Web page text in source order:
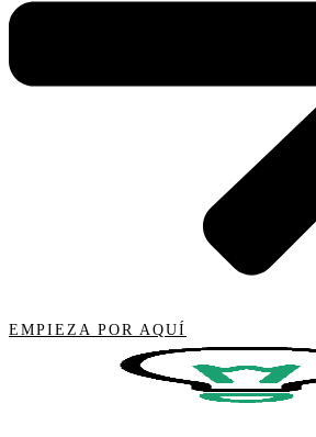
EMPIEZA POR AQUÍ